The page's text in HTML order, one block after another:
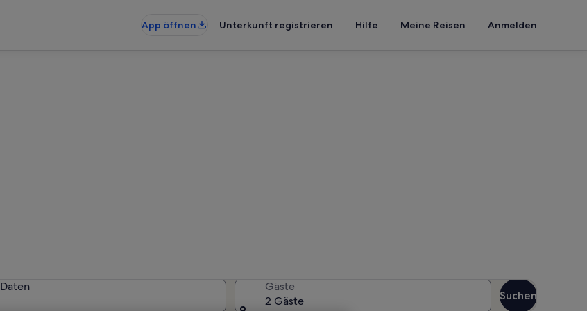
App öffnen
Unterkunft registrieren Hilfe Meine Reisen Anmelden
Daten
Gäste
2 Gäste
Suchen